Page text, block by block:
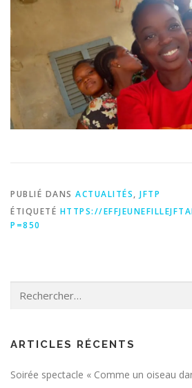
PUBLIÉ DANS ACTUALITÉS, JFTP
ÉTIQUETÉ HTTPS://
P=850
ARTICLES RÉCENTS
Soirée spectacle « Comme un oiseau